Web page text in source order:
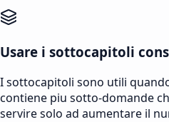
Usare i sottocapitoli
I sottocapitoli sono utili
contiene piu sotto-domande
servire solo ad aumentare il